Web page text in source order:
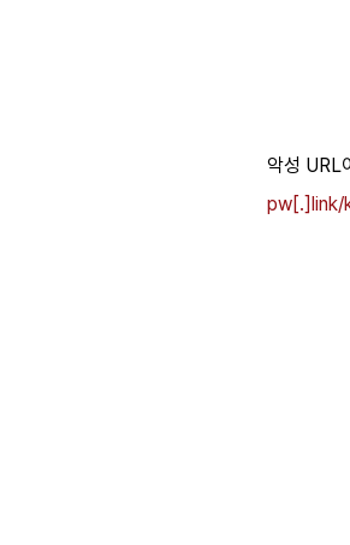
악성 URL
pw[.]link/